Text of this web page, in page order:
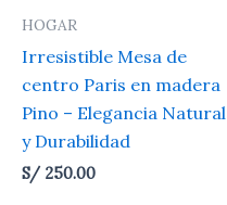
HOGAR
Irresistible Mesa de
centro Paris en madera
Pino – Elegancia Natural
y Durabilidad
S/250.00